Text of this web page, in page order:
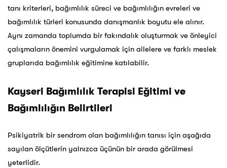
tanı kriterleri, bağımlılık süreci ve bağımlılığın evreleri ve
bağımlılık türleri konusunda danışmanlık boyutu ele alınır.
Aynı zamanda toplumda bir fakındalık oluşturmak ve önleyici
çalışmaların önemini vurgulamak için ailelere ve farklı meslek
gruplarıda bağımlılık eğitimine katılabilir.
Kayseri Bağımlılık Terapisi Eğitimi ve
Bağımlılığın Belirtileri
Psikiyatrik bir sendrom olan bağımlılığın tanısı için aşağıda
sayılan ölçütlerin yalnızca üçünün bir arada görülmesi
yeterlidir.